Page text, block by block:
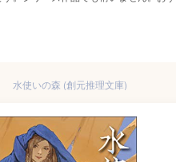
水使いの森 (創元推理文庫)